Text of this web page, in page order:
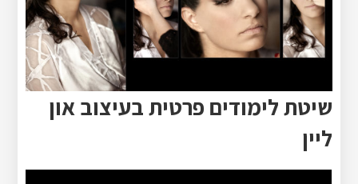
שיטת לימודים פרטית בעיצוב און
ליין